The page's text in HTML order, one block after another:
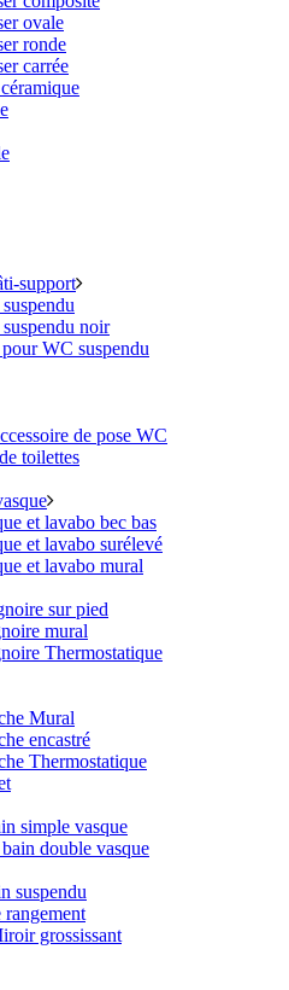
ovale
ronde
carrée
support
noir
WC suspendu
de pose WC
toilettes
et lavabo bec bas
et lavabo surélevé
et lavabo mural
sur pied
mural
Thermostatique
Mural
encastré
Thermostatique
simple vasque
double vasque
suspendu
grossissant